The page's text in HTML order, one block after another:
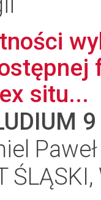
situ...
9